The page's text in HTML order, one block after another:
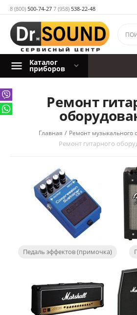
8 (800) 500-74-27 7 (958) 538-22-48
Каталог
приборов
Ремонт
Главная / Ремонт музыкального
Ремонт гитарного
Педаль эффектов (примочка)